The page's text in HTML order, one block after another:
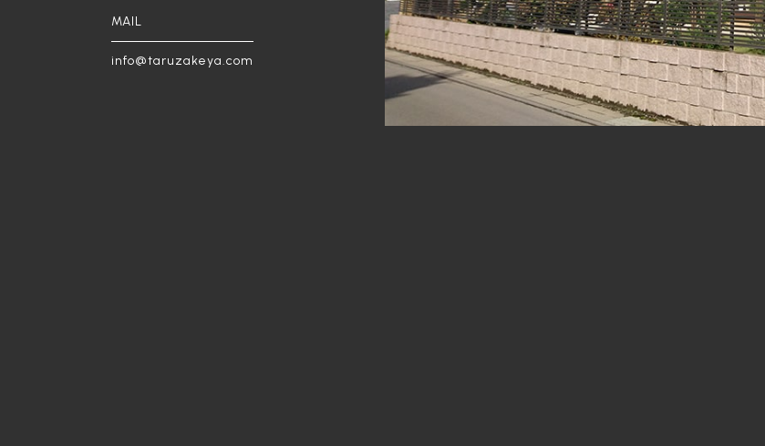
MAIL
info@taruzakeya.com